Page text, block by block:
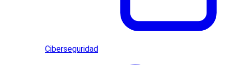
Ciberseguridad